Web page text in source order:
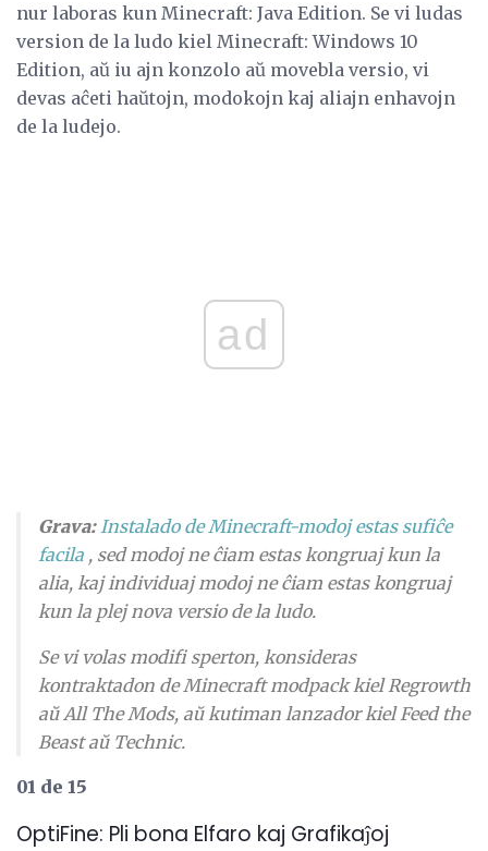
nur laboras kun Minecraft: Java Edition. Se vi ludas
version de la ludo kiel Minecraft: Windows 10
Edition, aŭ iu ajn konzolo aŭ movebla versio, vi
devas aĉeti haŭtojn, modokojn kaj aliajn enhavojn
de la ludejo.
ad
Grava: Instalado de Minecraft-modoj estas sufiĉe
facila , sed modoj ne ĉiam estas kongruaj kun la
alia, kaj individuaj modoj ne ĉiam estas kongruaj
kun la plej nova versio de la ludo.
Se vi volas modifi sperton, konsideras
kontraktadon de Minecraft modpack kiel Regrowth
aŭ All The Mods, aŭ kutiman lanzador kiel Feed the
Beast aŭ Technic.
01 de 15
OptiFine: Pli bona Elfaro kaj Grafikaĵoj